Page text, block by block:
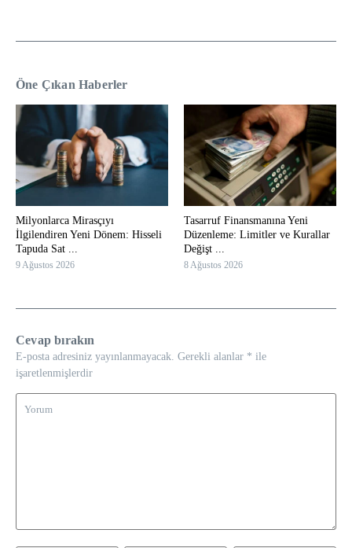
Öne Çıkan Haberler
Milyonlarca Mirasçıyı
İlgilendiren Yeni Dönem: Hisseli
Tapuda Sat ...
9 Ağustos 2026
Tasarruf Finansmanına Yeni
Düzenleme: Limitler ve Kurallar
Değişt ...
8 Ağustos 2026
Cevap bırakın
E-posta adresiniz yayınlanmayacak. Gerekli alanlar * ile
işaretlenmişlerdir